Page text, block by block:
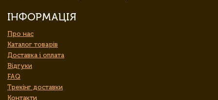
ІНФОРМАЦІЯ
Про нас
Каталог товарів
Доставка і оплата
Відгуки
FAQ
Трекінг доставки
Контакти